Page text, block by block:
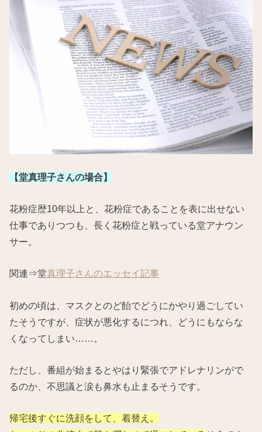
【堂真理子さんの場合】
花粉症歴10年以上と、花粉症であることを表に出せない
仕事でありつつも、長く花粉症と戦っている堂アナウン
サー。
関連⇒堂真理子さんのエッセイ記事
初めの頃は、マスクとのど飴でどうにかやり過ごしてい
たそうですが、症状が悪化するにつれ、どうにもならな
くなってしまい……。
ただし、番組が始まるとやはり緊張でアドレナリンがで
るのか、不思議と涙も鼻水も止まるそうです。
帰宅後すぐに洗顔をして、着替え。